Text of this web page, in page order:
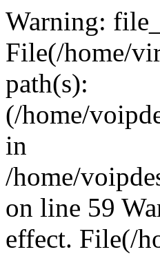
Warning:
File(/home/
path(s):
(/home/
in
/home/
on line 59
effect. File(/